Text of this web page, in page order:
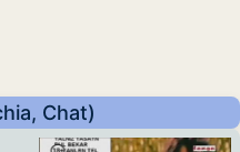
Chat)